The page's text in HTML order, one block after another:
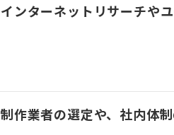
インターネットリサーチや
制作業者の選定や、社内体